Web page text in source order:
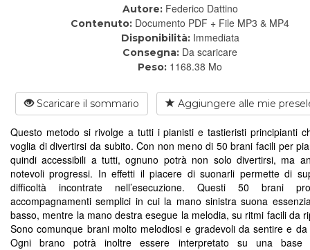
Autore: Federico Dattino
Contenuto: Documento PDF + File MP3 & MP4
Disponibilità: Immediata
Consegna: Da scaricare
Peso: 1168.38 Mo
Scaricare il sommario Aggiungere alle mie
Questo metodo si rivolge a tutti i pianisti e tastieristi principianti
voglia di divertirsi da subito. Con non meno di 50 brani facili per
quindi accessibili a tutti, ognuno potrà non solo divertirsi, ma
notevoli progressi. In effetti il piacere di suonarli permette di
difficoltà incontrate nell’esecuzione. Questi 50 brani
accompagnamenti semplici in cui la mano sinistra suona
basso, mentre la mano destra esegue la melodia, su ritmi facili da
Sono comunque brani molto melodiosi e gradevoli da sentire e
Ogni brano potrà inoltre essere interpretato su una base